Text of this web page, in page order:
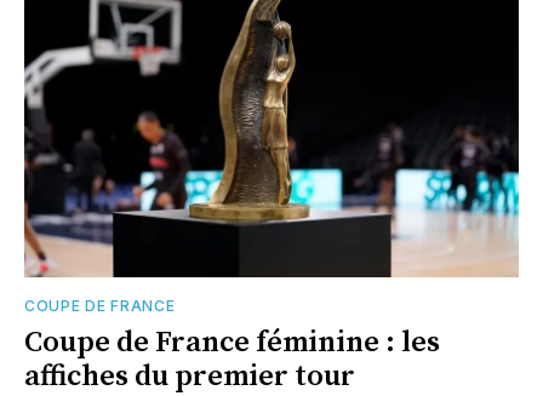
COUPE DE FRANCE
Coupe de France féminine : les
affiches du premier tour